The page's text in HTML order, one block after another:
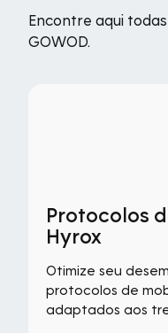
Encontre aqui
GOWOD.
Protocolos
Hyrox
Otimize seu
protocolos de
adaptados aos